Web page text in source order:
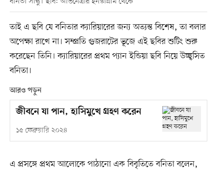
তাই এ ছবি যে বনিতার ক্যারিয়ারের জন্য অত্যন্ত বিশেষ, তা বলার
অপেক্ষা রাখে না। সম্প্রতি গুজরাটের ভূজে এই ছবির শুটিং শুরু
করেছেন তিনি। ক্যারিয়ারের প্রথম প্যান ইন্ডিয়া ছবি নিয়ে উচ্ছ্বসিত
বনিতা।
আরও পড়ুন
জীবনে যা পান, হাসিমুখে গ্রহণ করেন
১৫ ফেব্রুয়ারি ২০২৪
এ প্রসঙ্গে প্রথম আলোকে পাঠানো এক বিবৃতিতে বনিতা বলেন,